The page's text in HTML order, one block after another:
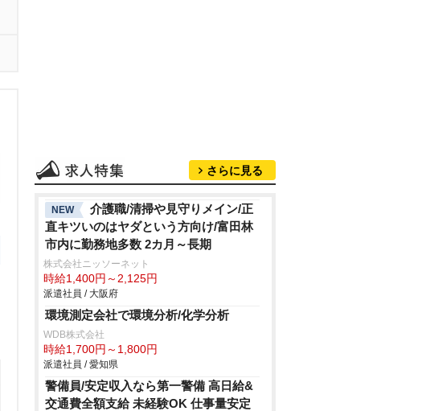
さらに見る
NEW
介護職/清掃や見守りメイン/正
直キツいのはヤダという方向け/富田林
市内に勤務地多数 2カ月～長期
株式会社ニッソーネット
時給1,400円～2,125円
派遣社員 / 大阪府
環境測定会社で環境分析/化学分析
WDB株式会社
時給1,700円～1,800円
派遣社員 / 愛知県
警備員/安定収入なら第一警備 高日給&
交通費全額支給 未経験OK 仕事量安定